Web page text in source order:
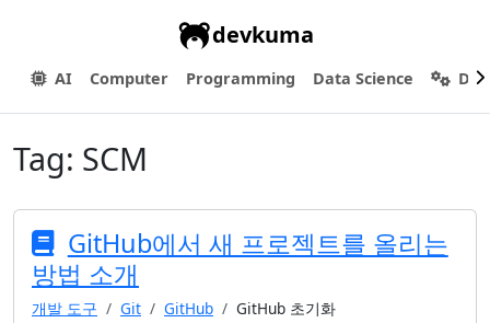
devkuma
AI Computer Programming Data Science
Tag: SCM
GitHub에서 새 프로젝트를 올리는
방법 소개
개발 도구 Git GitHub GitHub 초기화